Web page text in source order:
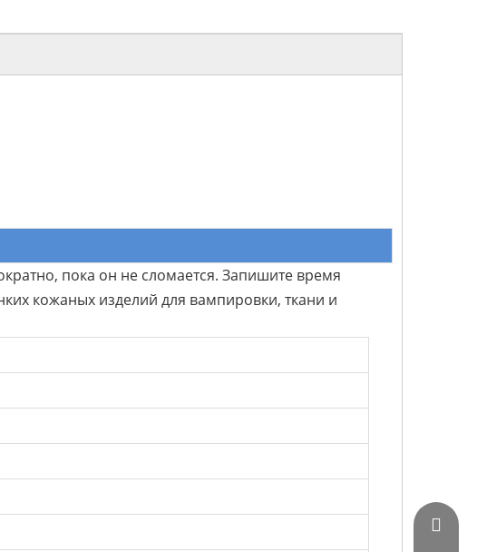
пока он не сломается. Запишите время
кожаных изделий для вампировки, ткани и